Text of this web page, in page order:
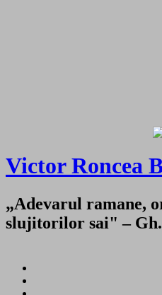
Victor Roncea
„Adevarul ramane,
slujitorilor sai" –